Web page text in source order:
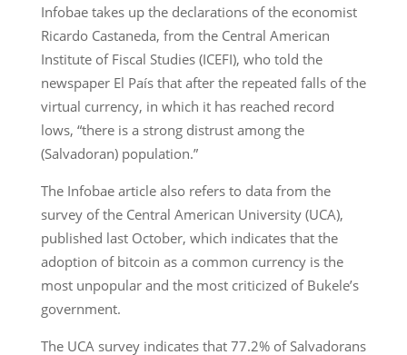
Infobae takes up the declarations of the economist
Ricardo Castaneda, from the Central American
Institute of Fiscal Studies (ICEFI), who told the
newspaper El País that after the repeated falls of the
virtual currency, in which it has reached record
lows, “there is a strong distrust among the
(Salvadoran) population.”
The Infobae article also refers to data from the
survey of the Central American University (UCA),
published last October, which indicates that the
adoption of bitcoin as a common currency is the
most unpopular and the most criticized of Bukele’s
government.
The UCA survey indicates that 77.2% of Salvadorans